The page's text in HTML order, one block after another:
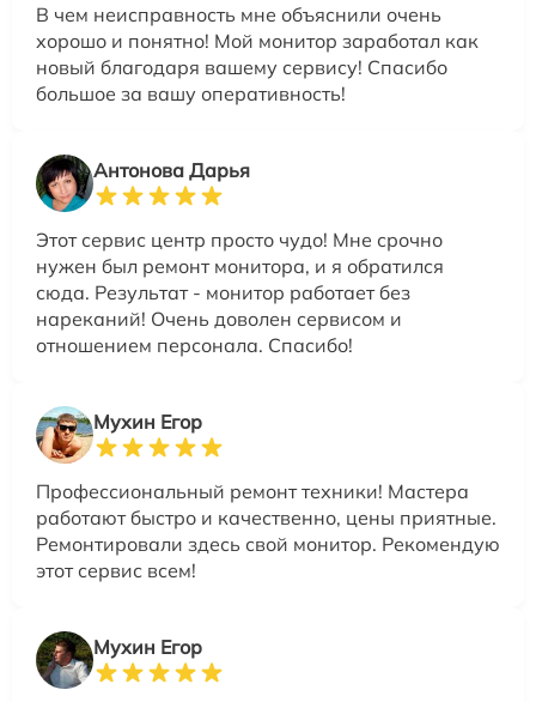
В чем неисправность мне объяснили очень
хорошо и понятно! Мой монитор заработал как
новый благодаря вашему сервису! Спасибо
большое за вашу оперативность!
Антонова Дарья
Этот сервис центр просто чудо! Мне срочно
нужен был ремонт монитора, и я обратился
сюда. Результат - монитор работает без
нареканий! Очень доволен сервисом и
отношением персонала. Спасибо!
Мухин Егор
Профессиональный ремонт техники! Мастера
работают быстро и качественно, цены приятные.
Ремонтировали здесь свой монитор. Рекомендую
этот сервис всем!
Мухин Егор